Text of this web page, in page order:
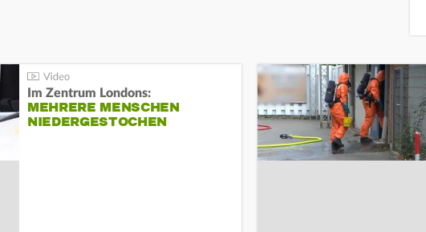
Im Zentrum Londons:
MEHRERE MENSCHEN
NIEDERGESTOCHEN